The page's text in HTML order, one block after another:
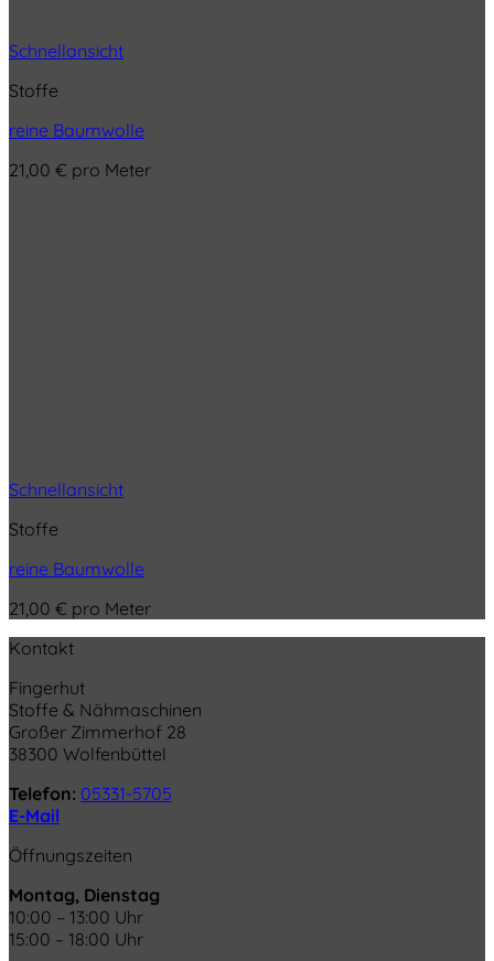
Schnellansicht
Stoffe
reine Baumwolle
21,00 € pro Meter
Schnellansicht
Stoffe
reine Baumwolle
21,00 € pro Meter
Kontakt
Fingerhut
Stoffe & Nähmaschinen
Großer Zimmerhof 28
38300 Wolfenbüttel
Telefon: 05331-5705
E-Mail
Öffnungszeiten
Montag, Dienstag
10:00 – 13:00 Uhr
15:00 – 18:00 Uhr